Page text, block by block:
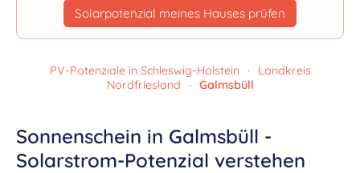
Solarpotenzial meines Hauses prüfen
PV-Potenziale in Schleswig-Holstein ·
Landkreis
Nordfriesland
· Galmsbüll
Sonnenschein in Galmsbüll -
Solarstrom-Potenzial verstehen